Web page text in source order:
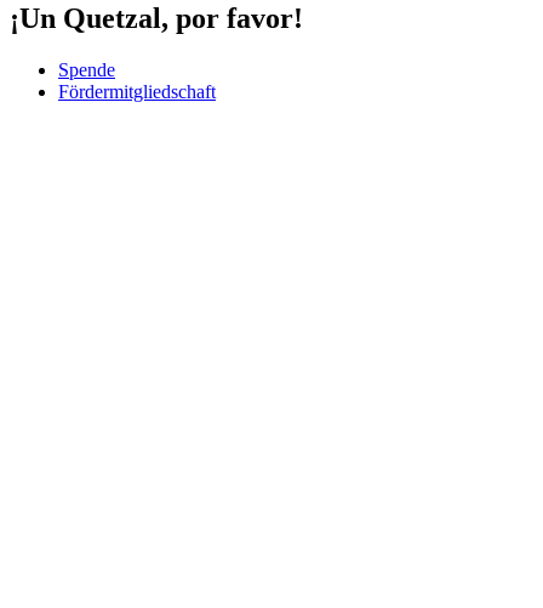
¡Un Quetzal, por favor!
Spende
Fördermitgliedschaft